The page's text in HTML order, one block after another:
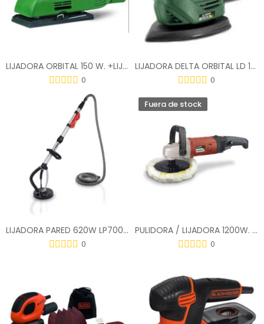
LIJADORA ORBITAL 150 W. +LIJAS LH187C
0
LIJADORA DELTA ORBITAL LD 141 B
0
LIJADORA PARED 620W LP700E/700E
0
Fuera de stock
PULIDORA / LIJADORA 1200W. LU 260 CE
0